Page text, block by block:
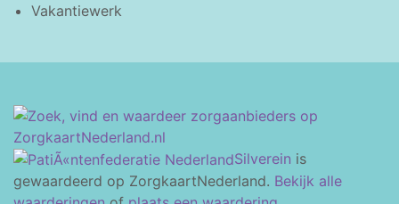
Vakantiewerk
Silverein is
gewaardeerd op ZorgkaartNederland. Bekijk alle